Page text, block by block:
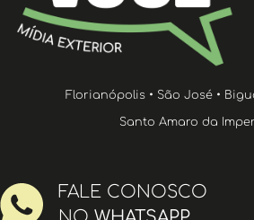
Florianópolis • São José •
Santo Amaro da
FALE CONOSCO